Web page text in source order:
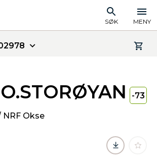
SØK MENY
Okse
-73